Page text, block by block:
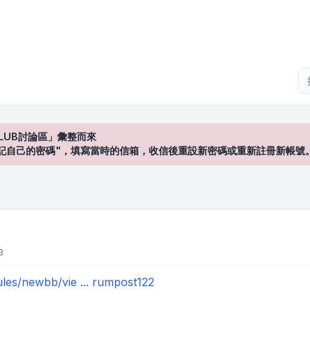
討論區」彙整而來
的密碼"，填寫當時的信箱，收信後重設新密碼或重新註冊新帳號。
newbb/vie ... rumpost122